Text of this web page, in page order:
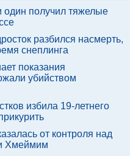
один получил тяжелые
разбился насмерть,
снеплинга
показания
убийством
избила 19-летнего
от контроля над
Хмеймим